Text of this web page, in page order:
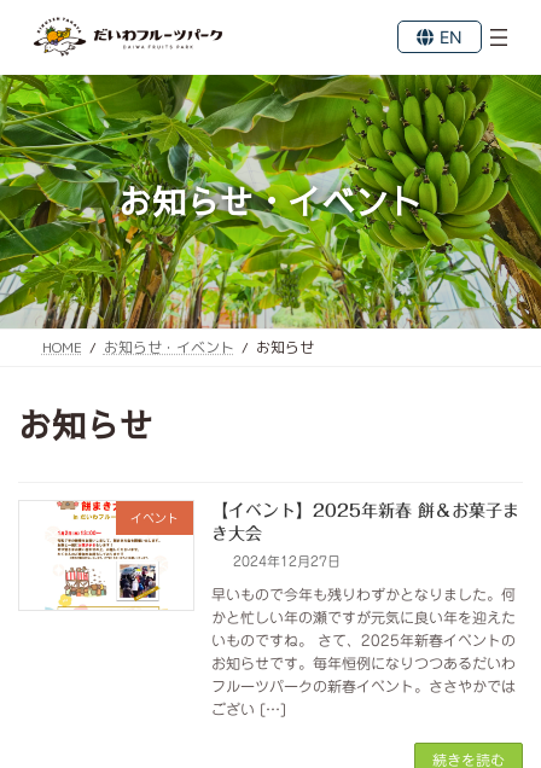
ン
ツ
へ
ス
キ
ッ
プ
ー
シ
ョ
ン
に
移
動
EN
お知らせ・イベント
HOME お知らせ・イベント お知らせ
お知らせ
イベント
【イベント】2025年新春 餅＆お菓子ま
き大会
2024年12月27日
早いもので今年も残りわずかとなりました。何
かと忙しい年の瀬ですが元気に良い年を迎えた
いものですね。 さて、2025年新春イベントの
お知らせです。毎年恒例になりつつあるだいわ
フルーツパークの新春イベント。ささやかでは
ござい […]
続きを読む